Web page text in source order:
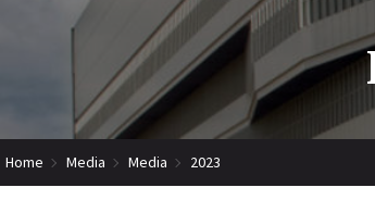
Home Media Media 2023